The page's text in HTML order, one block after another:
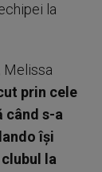
la
Melissa
prin cele
când s-a
își
la